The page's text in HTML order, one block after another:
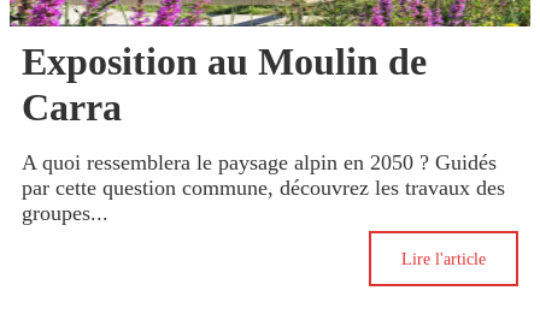
Exposition au Moulin de
Carra
A quoi ressemblera le paysage alpin en 2050 ? Guidés
par cette question commune, découvrez les travaux des
groupes...
Lire l'article